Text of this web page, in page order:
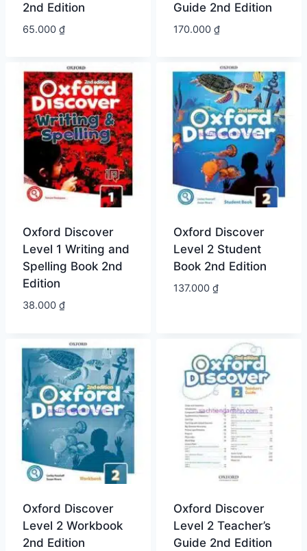
2nd Edition
65.000 ₫
Guide 2nd Edition
170.000 ₫
Oxford Discover
Level 1 Writing and
Spelling Book 2nd
Edition
38.000 ₫
Oxford Discover
Level 2 Student
Book 2nd Edition
137.000 ₫
Oxford Discover
Level 2 Workbook
2nd Edition
Oxford Discover
Level 2 Teacher’s
Guide 2nd Edition